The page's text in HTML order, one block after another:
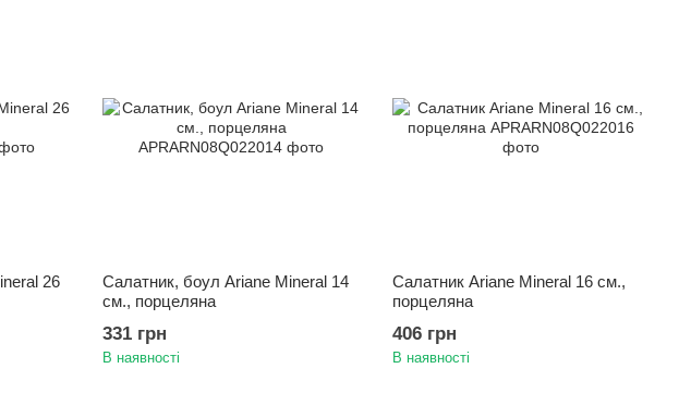
26
Салатник, боул Ariane Mineral 14
см., порцеляна
331 грн
В наявності
Салатник Ariane Mineral 16 см.,
порцеляна
406 грн
В наявності